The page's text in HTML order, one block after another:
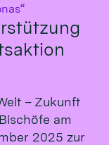
– Zukunft
am
2025 zur